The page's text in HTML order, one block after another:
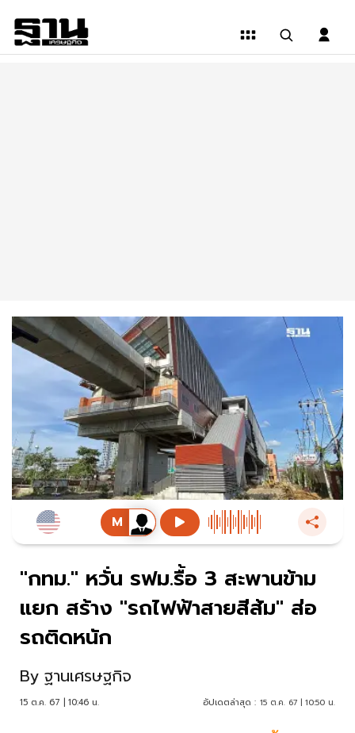
"กทม." หวั่น รฟม.รื้อ 3 สะพานข้าม
แยก สร้าง "รถไฟฟ้าสายสีส้ม" ส่อ
รถติดหนัก
By ฐานเศรษฐกิจ
15 ต.ค. 67 | 10:46 น. อัปเดตล่าสุด : 15 ต.ค. 67 | 10:50 น.